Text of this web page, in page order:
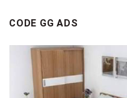
CODE GG ADS